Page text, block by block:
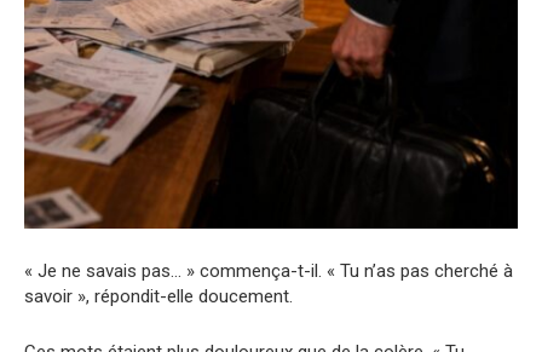
« Je ne savais pas… » commença-t-il. « Tu n’as pas cherché à
savoir », répondit-elle doucement.